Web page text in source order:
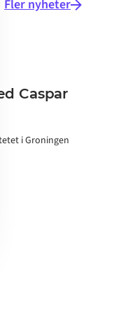
Fler nyheter
Caspar
i Groningen